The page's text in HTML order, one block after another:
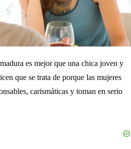
es mejor que una chica joven y
que se trata de porque las mujeres
carismáticas y toman en serio